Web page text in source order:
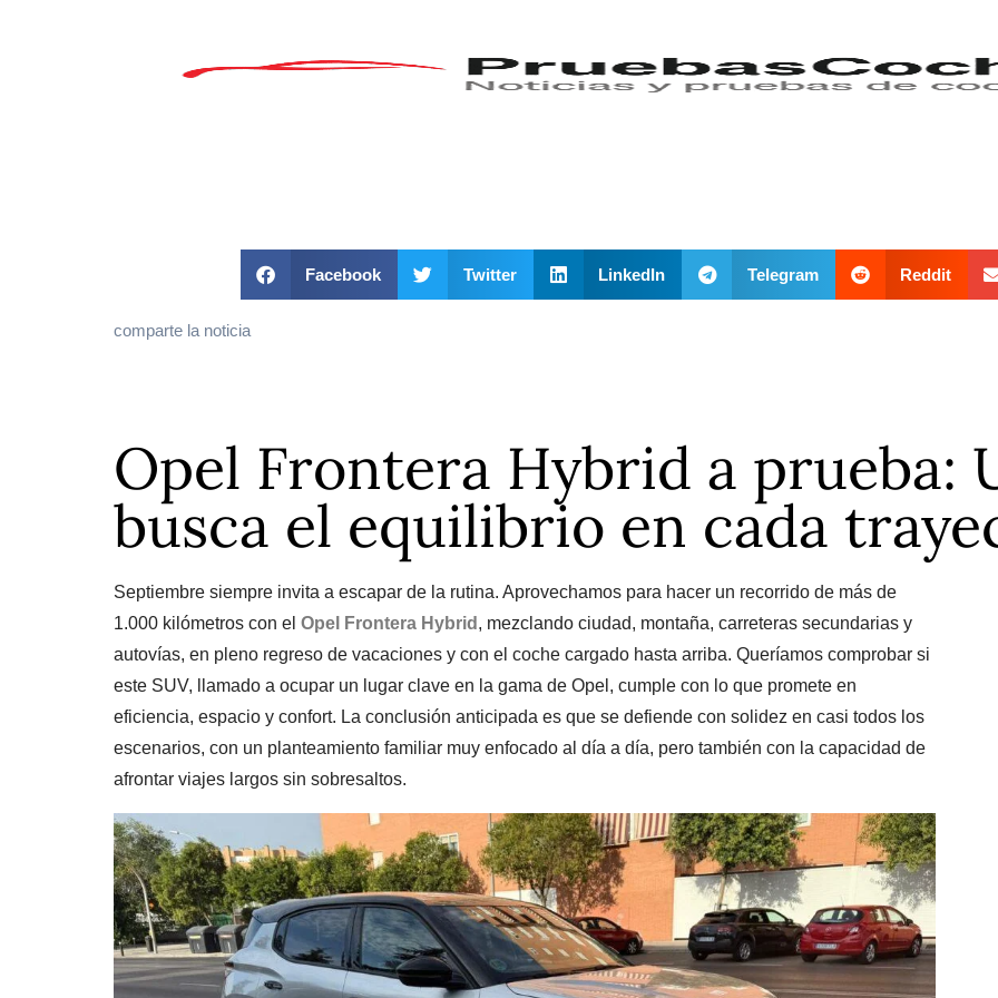
Facebook Twitter LinkedIn Telegram Reddit
comparte la noticia
Opel Frontera Hybrid a prueba:
busca el equilibrio en cada
Septiembre siempre invita a escapar de la rutina. Aprovechamos para hacer un recorrido de más de
1.000 kilómetros con el Opel Frontera Hybrid , mezclando ciudad, montaña, carreteras secundarias y
autovías, en pleno regreso de vacaciones y con el coche cargado hasta arriba. Queríamos comprobar si
este SUV, llamado a ocupar un lugar clave en la gama de Opel, cumple con lo que promete en
eficiencia, espacio y confort. La conclusión anticipada es que se defiende con solidez en casi todos los
escenarios, con un planteamiento familiar muy enfocado al día a día, pero también con la capacidad de
afrontar viajes largos sin sobresaltos.